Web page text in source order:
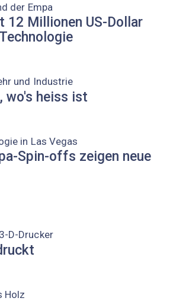
der Empa
12 Millionen US-Dollar
und Industrie
wo's heiss ist
in Las Vegas
Spin-offs zeigen neue
D-Drucker
Holz